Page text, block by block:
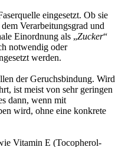
eingesetzt. Ob sie
Verarbeitungsgrad und
Einordnung als „Zucker“
notwendig oder
werden.
der Geruchsbindung. Wird
ist meist von sehr geringen
dann, wenn mit
wird, ohne eine konkrete
Vitamin E (Tocopherol-